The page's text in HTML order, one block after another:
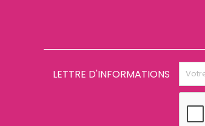
LETTRE D'INFORMATIONS